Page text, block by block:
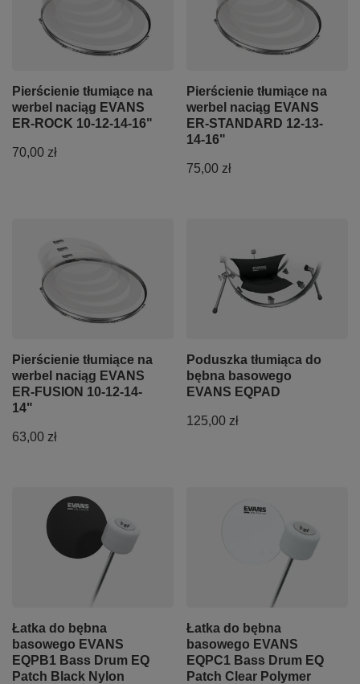
Pierścienie tłumiące na
werbel naciąg EVANS
ER-ROCK 10-12-14-16"
70,00 zł
Pierścienie tłumiące na
werbel naciąg EVANS
ER-STANDARD 12-13-
14-16"
75,00 zł
Pierścienie tłumiące na
werbel naciąg EVANS
ER-FUSION 10-12-14-
14"
63,00 zł
Poduszka tłumiąca do
bębna basowego
EVANS EQPAD
125,00 zł
Łatka do bębna
basowego EVANS
EQPB1 Bass Drum EQ
Patch Black Nylon
Łatka do bębna
basowego EVANS
EQPC1 Bass Drum EQ
Patch Clear Polymer